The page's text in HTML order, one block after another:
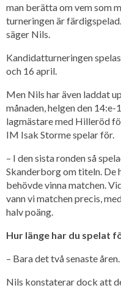
man berätta om vem som
turneringen är
säger Nils.
Kandidatturneringen
och 16 april.
Men Nils har även laddat
månaden, helgen den 14:e-
lagmästare med Hilleröd
IM Isak Storme spelar för.
– I den sista ronden så
Skanderborg om titeln. De
behövde vinna matchen.
vann vi matchen precis,
halv poäng.
Hur länge har du spelat
– Bara det två senaste
Nils konstaterar dock att